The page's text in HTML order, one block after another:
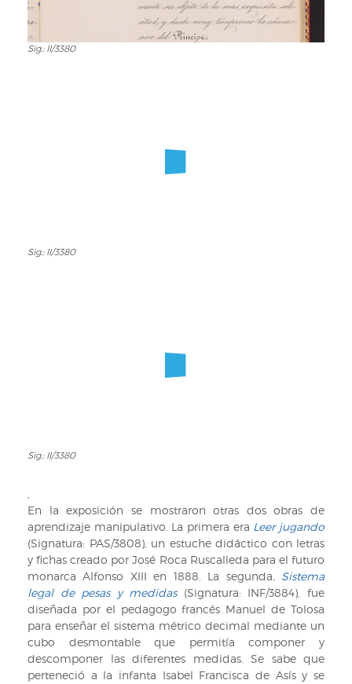
Sig.:
Sig.: II/3380
Sig.:
Sig.: II/3380
Sig.:
Sig.: II/3380
En la exposición se mostraron otras dos obras de
aprendizaje manipulativo. La primera era Leer jugando
(Signatura: PAS/3808), un estuche didáctico con letras
y fichas creado por José Roca Ruscalleda para el futuro
monarca Alfonso XIII en 1888. La segunda, Sistema
legal de pesas y medidas(Signatura: INF/3884), fue
diseñada por el pedagogo francés Manuel de Tolosa
para enseñar el sistema métrico decimal mediante un
cubo desmontable que permitía componer y
descomponer las diferentes medidas. Se sabe que
perteneció a la infanta Isabel Francisca de Asís y se